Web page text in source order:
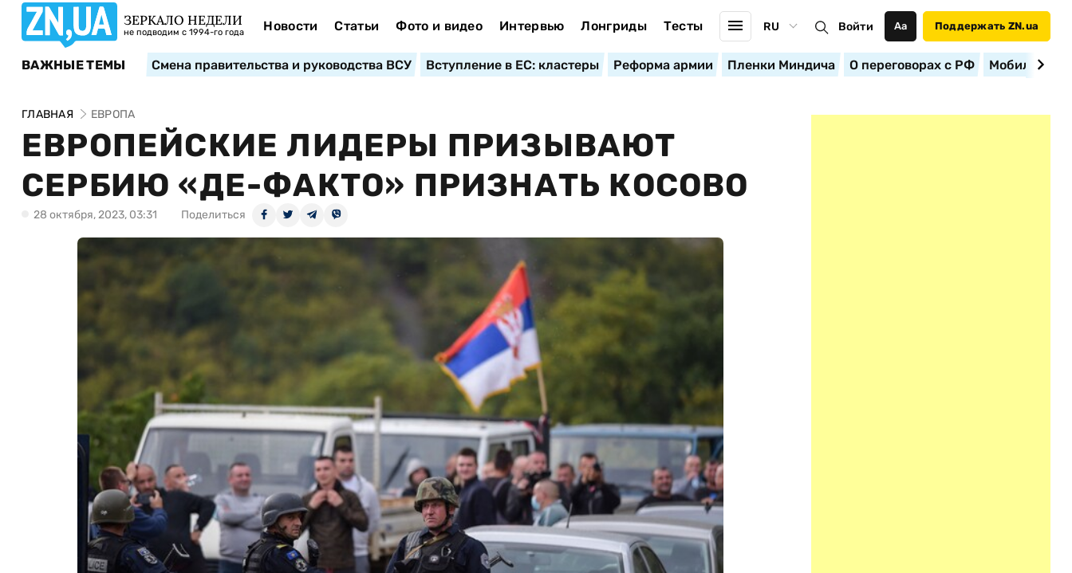
ЗЕРКАЛО НЕДЕЛИ
не подводим с 1994-го года Новости Статьи Фото и видео Интервью Лонгриды Тесты RU Войти Аа Поддержать ZN.ua
ВАЖНЫЕ ТЕМЫ Смена правительства и руководства ВСУ Вступление в ЕС: кластеры Реформа армии Пленки Миндича О переговорах с РФ
ГЛАВНАЯ ЕВРОПА
ЕВРОПЕЙСКИЕ ЛИДЕРЫ ПРИЗЫВАЮТ
СЕРБИЮ «ДЕ-ФАКТО» ПРИЗНАТЬ КОСОВО
28 октября, 2023, 03:31 Поделиться